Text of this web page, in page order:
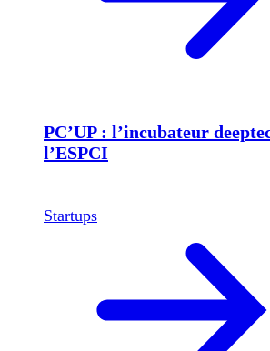
PC’UP : l’incubateur
l’ESPCI
Startups